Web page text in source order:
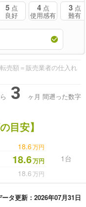
5 点
良好
4 点
使用感有
3 点
難有
売額＝販売業者の仕入れ
3 ヶ月 間遡った数字
目安】
18.6万円
1台
18.6万円
18.6万円
タ更新：2026年07月31日